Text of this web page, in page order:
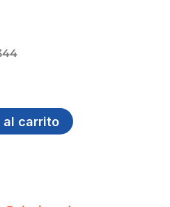
al carrito